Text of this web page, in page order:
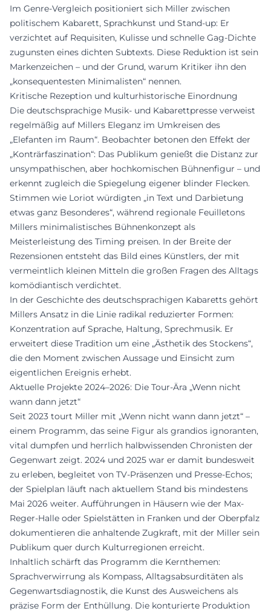
Im Genre-Vergleich positioniert sich Miller zwischen
politischem Kabarett, Sprachkunst und Stand-up: Er
verzichtet auf Requisiten, Kulisse und schnelle Gag-Dichte
zugunsten eines dichten Subtexts. Diese Reduktion ist sein
Markenzeichen – und der Grund, warum Kritiker ihn den
„konsequentesten Minimalisten“ nennen.
Kritische Rezeption und kulturhistorische Einordnung
Die deutschsprachige Musik- und Kabarettpresse verweist
regelmäßig auf Millers Eleganz im Umkreisen des
„Elefanten im Raum“. Beobachter betonen den Effekt der
„Konträrfaszination“: Das Publikum genießt die Distanz zur
unsympathischen, aber hochkomischen Bühnenfigur – und
erkennt zugleich die Spiegelung eigener blinder Flecken.
Stimmen wie Loriot würdigten „in Text und Darbietung
etwas ganz Besonderes“, während regionale Feuilletons
Millers minimalistisches Bühnenkonzept als
Meisterleistung des Timing preisen. In der Breite der
Rezensionen entsteht das Bild eines Künstlers, der mit
vermeintlich kleinen Mitteln die großen Fragen des Alltags
komödiantisch verdichtet.
In der Geschichte des deutschsprachigen Kabaretts gehört
Millers Ansatz in die Linie radikal reduzierter Formen:
Konzentration auf Sprache, Haltung, Sprechmusik. Er
erweitert diese Tradition um eine „Ästhetik des Stockens“,
die den Moment zwischen Aussage und Einsicht zum
eigentlichen Ereignis erhebt.
Aktuelle Projekte 2024–2026: Die Tour-Ära „Wenn nicht
wann dann jetzt“
Seit 2023 tourt Miller mit „Wenn nicht wann dann jetzt“ –
einem Programm, das seine Figur als grandios ignoranten,
vital dumpfen und herrlich halbwissenden Chronisten der
Gegenwart zeigt. 2024 und 2025 war er damit bundesweit
zu erleben, begleitet von TV-Präsenzen und Presse-Echos;
der Spielplan läuft nach aktuellem Stand bis mindestens
Mai 2026 weiter. Aufführungen in Häusern wie der Max-
Reger-Halle oder Spielstätten in Franken und der Oberpfalz
dokumentieren die anhaltende Zugkraft, mit der Miller sein
Publikum quer durch Kulturregionen erreicht.
Inhaltlich schärft das Programm die Kernthemen:
Sprachverwirrung als Kompass, Alltagsabsurditäten als
Gegenwartsdiagnostik, die Kunst des Ausweichens als
präzise Form der Enthüllung. Die konturierte Produktion